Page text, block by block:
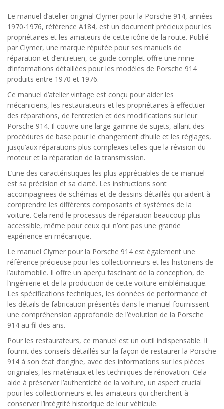
Le manuel d’atelier original Clymer pour la Porsche 914, années
1970-1976, référence A184, est un document précieux pour les
propriétaires et les amateurs de cette icône de la route. Publié
par Clymer, une marque réputée pour ses manuels de
réparation et d’entretien, ce guide complet offre une mine
d’informations détaillées pour les modèles de Porsche 914
produits entre 1970 et 1976.
Ce manuel d’atelier vintage est conçu pour aider les
mécaniciens, les restaurateurs et les propriétaires à effectuer
des réparations, de l’entretien et des modifications sur leur
Porsche 914. Il couvre une large gamme de sujets, allant des
procédures de base pour le changement d’huile et les réglages,
jusqu’aux réparations plus complexes telles que la révision du
moteur et la réparation de la transmission.
L’une des caractéristiques les plus appréciables de ce manuel
est sa précision et sa clarté. Les instructions sont
accompagnees de schémas et de dessins détaillés qui aident à
comprendre les différents composants et systèmes de la
voiture. Cela rend le processus de réparation beaucoup plus
accessible, même pour ceux qui n’ont pas une grande
expérience en mécanique.
Le manuel Clymer pour la Porsche 914 est également une
référence précieuse pour les collectionneurs et les historiens de
l’automobile. Il offre un aperçu fascinant de la conception, de
l’ingénierie et de la production de cette voiture emblématique.
Les spécifications techniques, les données de performance et
les détails de fabrication présentés dans le manuel fournissent
une compréhension approfondie de l’évolution de la Porsche
914 au fil des ans.
Pour les restaurateurs, ce manuel est un outil indispensable. Il
fournit des conseils détaillés sur la façon de restaurer la Porsche
914 à son état d’origine, avec des informations sur les pièces
originales, les matériaux et les techniques de rénovation. Cela
aide à préserver l’authenticité de la voiture, un aspect crucial
pour les collectionneurs et les amateurs qui cherchent à
conserver l’intégrité historique de leur véhicule.